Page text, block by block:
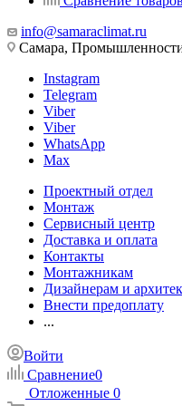
info@samaraclimat.ru
Самара,
Instagram
Telegram
Viber
Viber
WhatsApp
Max
Проектный отдел
Монтаж
Сервисный центр
Доставка и оплата
Контакты
Монтажникам
Дизайнерам и
Внести предоплату
...
Войти
Сравнение0
Отложенные 0